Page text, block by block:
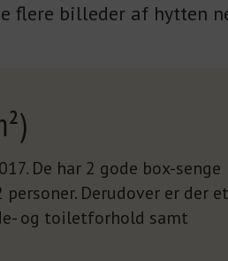
flere billeder af hytten
De har 2 gode box-senge
Derudover er der et
og toiletforhold samt